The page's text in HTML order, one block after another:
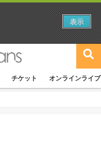
チケット オンラインライブ
表示